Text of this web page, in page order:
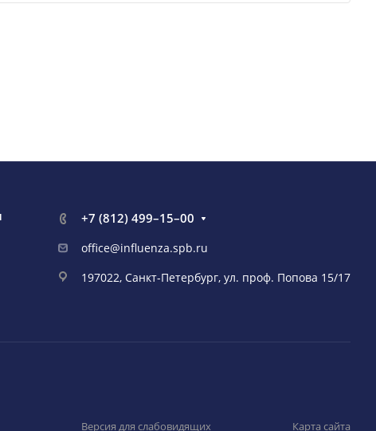
+7 (812) 499–15–00
office@influenza.spb.ru
197022, Санкт-Петербург, ул. проф. Попова 15/17
Версия для слабовидящих Карта сайта